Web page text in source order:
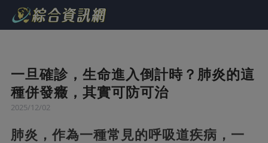
一旦確診，生命進入倒計時？肺炎的這
種併發癥，其實可防可治
2025/12/02
肺炎，作為一種常見的呼吸道疾病，一